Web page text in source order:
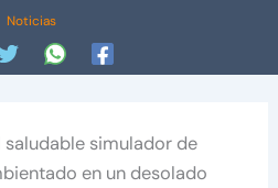
Noticias
saludable simulador de
en un desolado